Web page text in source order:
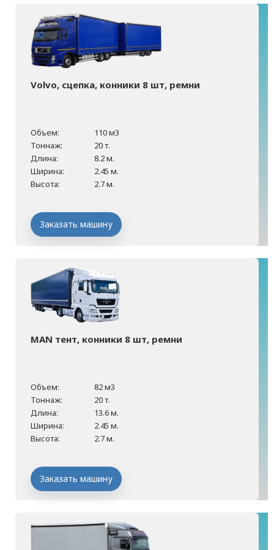
Volvo, сцепка, конники 8 шт, ремни
Объем:
110 м3
Тоннаж:
20 т.
Длина:
8.2 м.
Ширина:
2.45 м.
Высота:
2.7 м.
Заказать машину
MAN тент, конники 8 шт, ремни
Объем:
82 м3
Тоннаж:
20 т.
Длина:
13.6 м.
Ширина:
2.45 м.
Высота:
2.7 м.
Заказать машину